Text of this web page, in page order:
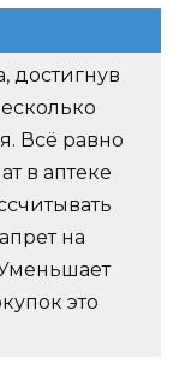
достигнув
Всё равно
в аптеке
на
это